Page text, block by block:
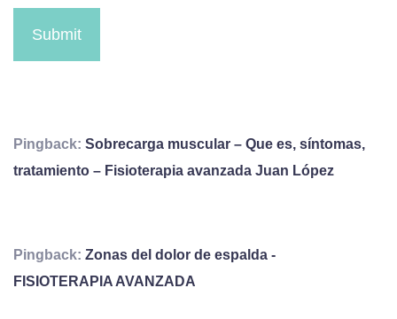
Submit
Pingback: Sobrecarga muscular – Que es, síntomas,
tratamiento – Fisioterapia avanzada Juan López
Pingback: Zonas del dolor de espalda -
FISIOTERAPIA AVANZADA